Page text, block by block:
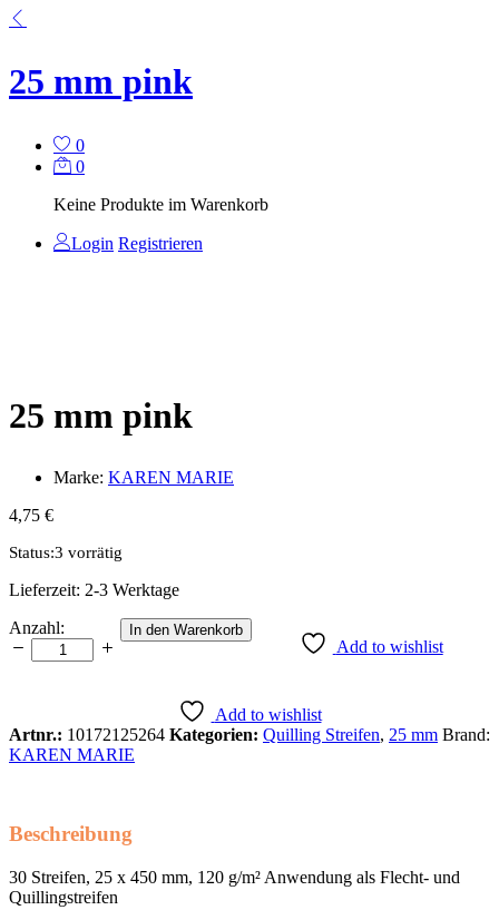
25 mm pink
0
0
Keine Produkte im Warenkorb
Login Registrieren
25 mm pink
Marke: KAREN MARIE
4,75 €
Status:3 vorrätig
Lieferzeit: 2-3 Werktage
25
mm
pink
Anzahl: In den Warenkorb
Add to wishlist
Add to wishlist
Artnr.: 10172125264 Kategorien: Quilling Streifen, 25 mm Brand:
KAREN MARIE
Beschreibung
30 Streifen, 25 x 450 mm, 120 g/m² Anwendung als Flecht- und
Quillingstreifen